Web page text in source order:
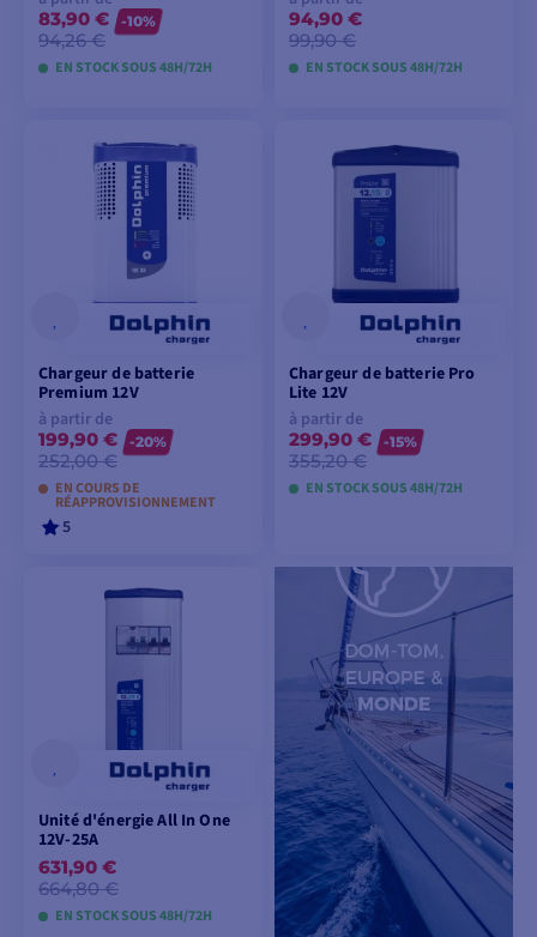
83,90 €
94,26 €
-10%
EN STOCK SOUS 48H/72H
VOIR LES MODÈLES
94,90 €
99,90 €
EN STOCK SOUS 48H/72H
VOIR LES MODÈLES
Chargeur de batterie
Premium 12V
à partir de
199,90 €
252,00 €
-20%
EN COURS DE
RÉAPPROVISIONNEMENT
5
VOIR LES MODÈLES
Chargeur de batterie Pro
Lite 12V
à partir de
299,90 €
355,20 €
-15%
EN STOCK SOUS 48H/72H
VOIR LES MODÈLES
Unité d'énergie All In One
12V-25A
631,90 €
664,80 €
EN STOCK SOUS 48H/72H